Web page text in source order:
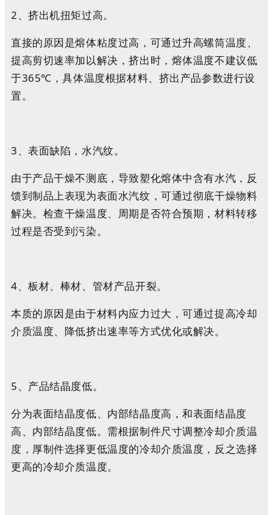
2、挤出机扭矩过高。
直接的原因是熔体粘度过高，可通过升高螺筒温度、
提高剪切速率加以解决，挤出时，熔体温度不建议低
于365℃，具体温度根据材料、挤出产品参数进行设
置。
3、表面缺陷，水汽纹。
由于产品干燥不测底，导致塑化熔体中含有水汽，反
馈到制品上表现为表面水汽纹，可通过彻底干燥物料
解决。检查干燥温度、周期是否符合预期，材料转移
过程是否受到污染。
4、板材、棒材、管材产品开裂。
本质的原因是由于材料内应力过大，可通过提高冷却
介质温度、降低挤出速率等方式优化或解决。
5、产品结晶度低。
分为表面结晶度低、内部结晶度高，和表面结晶度
高、内部结晶度低。需根据制件尺寸调整冷却介质温
度，厚制件选择更低温度的冷却介质温度，反之选择
更高的冷却介质温度。